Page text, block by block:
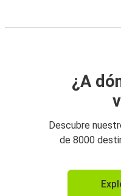
¿A
Descubre
de 8000